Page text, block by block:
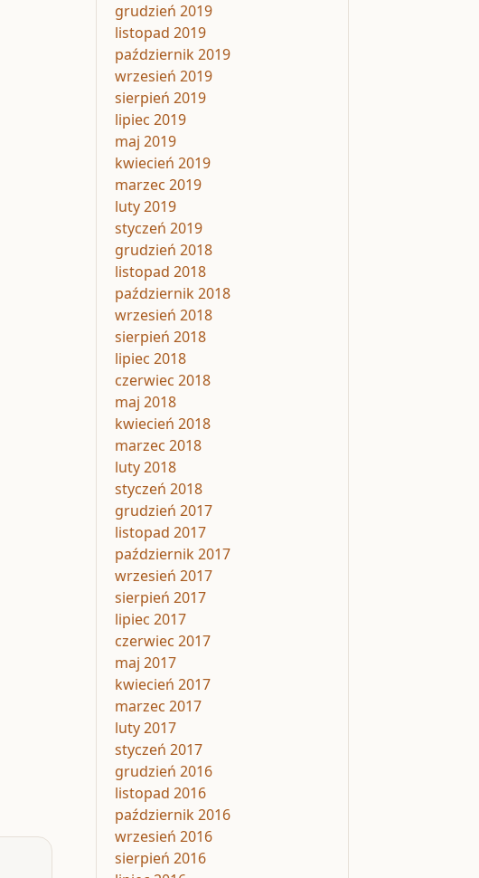
grudzień 2019
listopad 2019
październik 2019
wrzesień 2019
sierpień 2019
lipiec 2019
maj 2019
kwiecień 2019
marzec 2019
luty 2019
styczeń 2019
grudzień 2018
listopad 2018
październik 2018
wrzesień 2018
sierpień 2018
lipiec 2018
czerwiec 2018
maj 2018
kwiecień 2018
marzec 2018
luty 2018
styczeń 2018
grudzień 2017
listopad 2017
październik 2017
wrzesień 2017
sierpień 2017
lipiec 2017
czerwiec 2017
maj 2017
kwiecień 2017
marzec 2017
luty 2017
styczeń 2017
grudzień 2016
listopad 2016
październik 2016
wrzesień 2016
sierpień 2016